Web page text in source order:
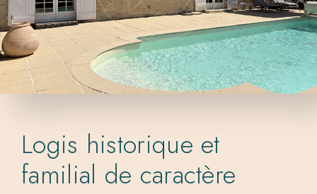
Logis historique et
familial de caractère